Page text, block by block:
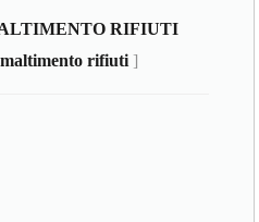
RIFIUTI
rifiuti ]